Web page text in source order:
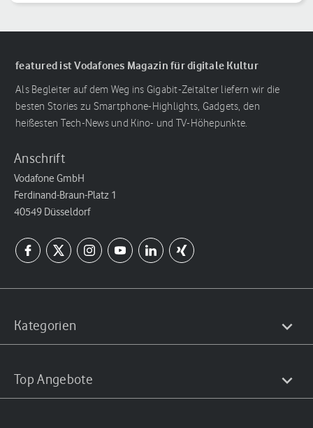
featured ist Vodafones Magazin für digitale Kultur
Als Begleiter auf dem Weg ins Gigabit-Zeitalter liefern wir die
besten Stories zu Smartphone-Highlights, Gadgets, den
heißesten Tech-News und Kino- und TV-Höhepunkte.
Anschrift
Vodafone GmbH
Ferdinand-Braun-Platz 1
40549 Düsseldorf
Kategorien
Top Angebote